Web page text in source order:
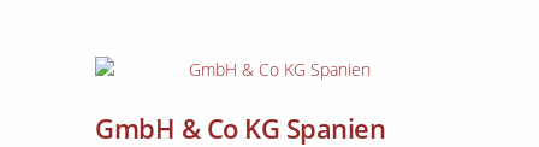
GmbH & Co KG Spanien